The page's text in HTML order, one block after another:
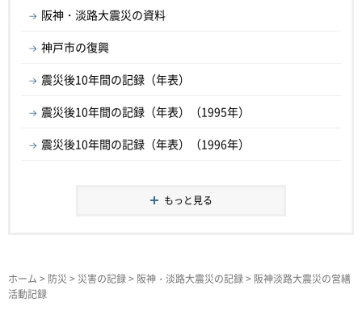
阪神・淡路大震災の資料
神戸市の復興
震災後10年間の記録（年表）
震災後10年間の記録（年表）（1995年）
震災後10年間の記録（年表）（1996年）
もっと見る
ホーム > 防災 > 災害の記録> 阪神・淡路大震災の記録> 阪神淡路大震災の営繕
活動記録